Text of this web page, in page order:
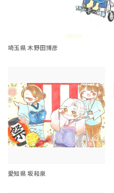
埼玉県 木野田博彦
愛知県 坂和泉